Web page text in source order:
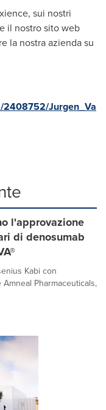
sui nostri
il nostro sito web
la nostra azienda su
2408752/Jurgen_Va
l'approvazione
di denosumab
Kabi con
Pharmaceuticals,